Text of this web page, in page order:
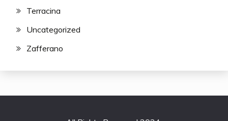
Terracina
Uncategorized
Zafferano